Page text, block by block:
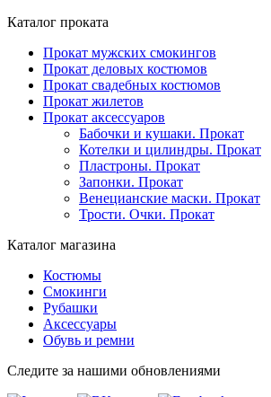
Каталог проката
Прокат мужских смокингов
Прокат деловых костюмов
Прокат свадебных костюмов
Прокат жилетов
Прокат аксессуаров
Бабочки и кушаки. Прокат
Котелки и цилиндры. Прокат
Пластроны. Прокат
Запонки. Прокат
Венецианские маски. Прокат
Трости. Очки. Прокат
Каталог магазина
Костюмы
Смокинги
Рубашки
Аксессуары
Обувь и ремни
Следите за нашими обновлениями